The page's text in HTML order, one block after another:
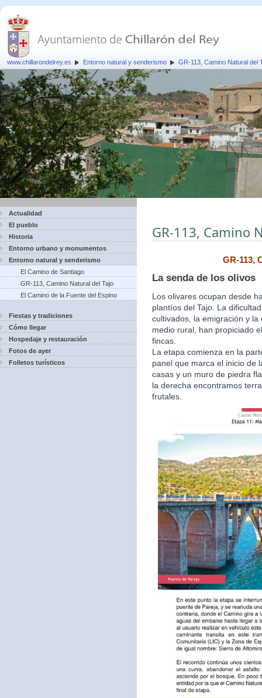
www.chillarondelrey.es Entorno natural y senderismo GR-113, Camino Natural del
Actualidad
El pueblo
Historia
Entorno urbano y monumentos
Entorno natural y senderismo
El Camino de Santiago
GR-113, Camino Natural del Tajo
El Camino de la Fuente del Espino
Fiestas y tradiciones
Cómo llegar
Hospedaje y restauración
Fotos de ayer
Folletos turísticos
GR-113, Camino
GR-113,
La senda de los olivos
Los olivares ocupan desde
plantíos del Tajo. La
cultivados, la emigración y
medio rural, han propiciado
fincas.
La etapa comienza en la
panel que marca el inicio de
casas y un muro de piedra
la derecha encontramos
frutales.